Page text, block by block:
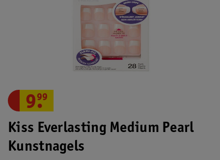
Kiss Everlasting Medium Pearl
Kunstnagels
9.
99